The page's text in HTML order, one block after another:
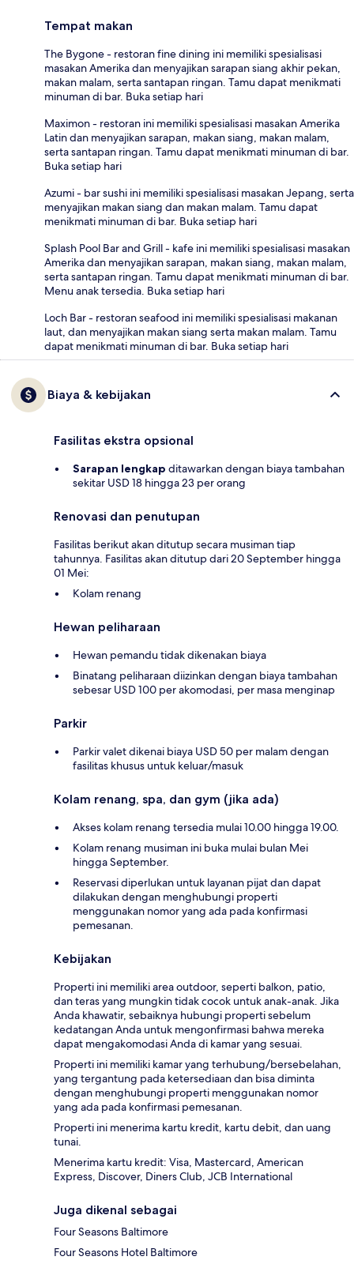
Tempat makan
The Bygone - restoran fine dining ini memiliki spesialisasi
masakan Amerika dan menyajikan sarapan siang akhir pekan,
makan malam, serta santapan ringan. Tamu dapat menikmati
minuman di bar. Buka setiap hari
Maximon - restoran ini memiliki spesialisasi masakan Amerika
Latin dan menyajikan sarapan, makan siang, makan malam,
serta santapan ringan. Tamu dapat menikmati minuman di bar.
Buka setiap hari
Azumi - bar sushi ini memiliki spesialisasi masakan Jepang, serta
menyajikan makan siang dan makan malam. Tamu dapat
menikmati minuman di bar. Buka setiap hari
Splash Pool Bar and Grill - kafe ini memiliki spesialisasi masakan
Amerika dan menyajikan sarapan, makan siang, makan malam,
serta santapan ringan. Tamu dapat menikmati minuman di bar.
Menu anak tersedia. Buka setiap hari
Loch Bar - restoran seafood ini memiliki spesialisasi makanan
laut, dan menyajikan makan siang serta makan malam. Tamu
dapat menikmati minuman di bar. Buka setiap hari
Biaya & kebijakan
Fasilitas ekstra opsional
Sarapan lengkap ditawarkan dengan biaya tambahan
sekitar USD 18 hingga 23 per orang
Renovasi dan penutupan
Fasilitas berikut akan ditutup secara musiman tiap
tahunnya. Fasilitas akan ditutup dari 20 September hingga
01 Mei:
Kolam renang
Hewan peliharaan
Hewan pemandu tidak dikenakan biaya
Binatang peliharaan diizinkan dengan biaya tambahan
sebesar USD 100 per akomodasi, per masa menginap
Parkir
Parkir valet dikenai biaya USD 50 per malam dengan
fasilitas khusus untuk keluar/masuk
Kolam renang, spa, dan gym (jika ada)
Akses kolam renang tersedia mulai 10.00 hingga 19.00.
Kolam renang musiman ini buka mulai bulan Mei
hingga September.
Reservasi diperlukan untuk layanan pijat dan dapat
dilakukan dengan menghubungi properti
menggunakan nomor yang ada pada konfirmasi
pemesanan.
Kebijakan
Properti ini memiliki area outdoor, seperti balkon, patio,
dan teras yang mungkin tidak cocok untuk anak-anak. Jika
Anda khawatir, sebaiknya hubungi properti sebelum
kedatangan Anda untuk mengonfirmasi bahwa mereka
dapat mengakomodasi Anda di kamar yang sesuai.
Properti ini memiliki kamar yang terhubung/bersebelahan,
yang tergantung pada ketersediaan dan bisa diminta
dengan menghubungi properti menggunakan nomor
yang ada pada konfirmasi pemesanan.
Properti ini menerima kartu kredit, kartu debit, dan uang
tunai.
Menerima kartu kredit: Visa, Mastercard, American
Express, Discover, Diners Club, JCB International
Juga dikenal sebagai
Four Seasons Baltimore
Four Seasons Hotel Baltimore